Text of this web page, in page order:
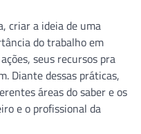
criar a ideia de uma
do trabalho em
seus recursos pra
Diante dessas práticas,
áreas do saber e os
e o profissional da